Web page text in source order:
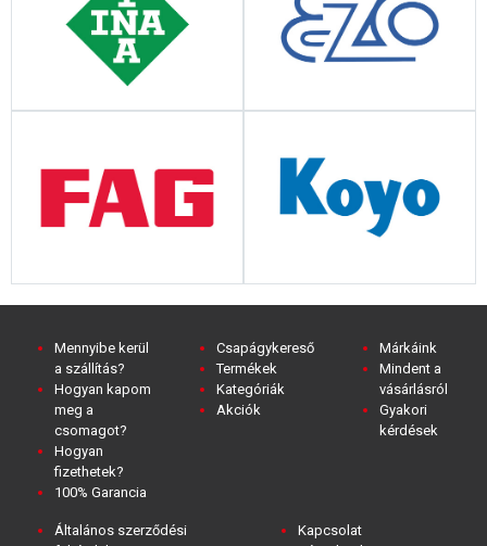
Mennyibe kerül
a szállítás?
Hogyan kapom
meg a
csomagot?
Hogyan
fizethetek?
100% Garancia
Csapágykereső
Termékek
Kategóriák
Akciók
Márkáink
Mindent a
vásárlásról
Gyakori
kérdések
Általános szerződési
Kapcsolat